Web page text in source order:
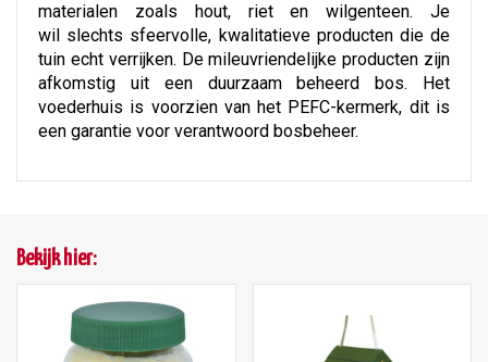
materialen zoals hout, riet en wilgenteen. Je
wil slechts sfeervolle, kwalitatieve producten die de
tuin echt verrijken. De mileuvriendelijke producten zijn
afkomstig uit een duurzaam beheerd bos. Het
voederhuis is voorzien van het PEFC-kermerk, dit is
een garantie voor verantwoord bosbeheer.
Bekijk hier: